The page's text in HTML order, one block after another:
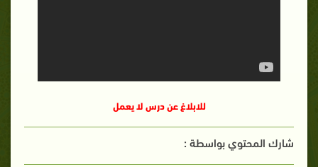
للابلاغ عن درس لا يعمل
شارك المحتوي بواسطة :